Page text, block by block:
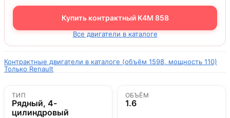
Купить контрактный K4M 858
Все двигатели в каталоге
Контрактные двигатели в каталоге (объём 1598, мощность 110)
Только Renault
ТИП
Рядный, 4-
цилиндровый
ОБЪЁМ
1.6